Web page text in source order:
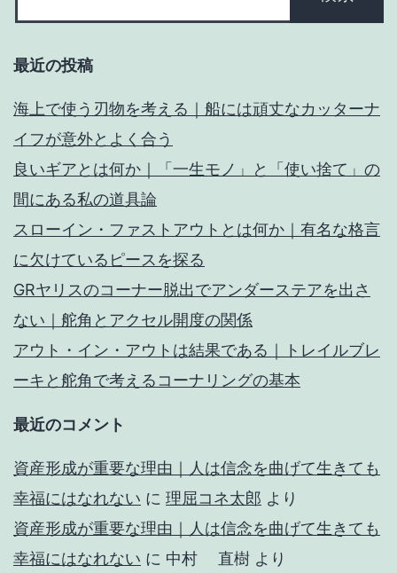
最近の投稿
海上で使う刃物を考える｜船には頑丈なカッターナ
イフが意外とよく合う
良いギアとは何か｜「一生モノ」と「使い捨て」の
間にある私の道具論
スローイン・ファストアウトとは何か｜有名な格言
に欠けているピースを探る
GRヤリスのコーナー脱出でアンダーステアを出さ
ない｜舵角とアクセル開度の関係
アウト・イン・アウトは結果である｜トレイルブレ
ーキと舵角で考えるコーナリングの基本
最近のコメント
資産形成が重要な理由｜人は信念を曲げて生きても
幸福にはなれない に 理屈コネ太郎 より
資産形成が重要な理由｜人は信念を曲げて生きても
幸福にはなれない に 中村 直樹 より